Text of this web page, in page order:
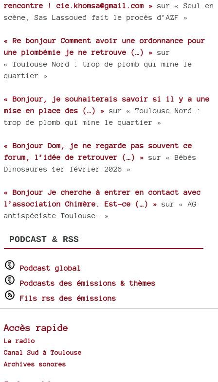
rencontre ! cie.khomsa@gmail.com » sur « Seul en
scène, Sas Lassoued fait le procès d’AZF »
« Re bonjour Comment avoir une ordonnance pour
une plombémie je ne retrouve (…) » sur
« Toulouse Nord : trop de plomb qui mine le
quartier »
« Bonjour, je souhaiterais savoir si il y a une
mise en place des (…) » sur « Toulouse Nord :
trop de plomb qui mine le quartier »
« Bonjour Dom, je ne regarde pas souvent ce
forum, l’idée de retrouver (…) » sur « Bébés
Dinosaures 1er février 2026 »
« Bonjour Je cherche à entrer en contact avec
l’association Chimère. Est-ce (…) » sur « AG
antispéciste Toulouse. »
PODCAST & RSS
Podcast global
Podcasts des émissions & thèmes
Fils rss des émissions
Accès rapide
La radio
Canal Sud à Toulouse
Archives sonores